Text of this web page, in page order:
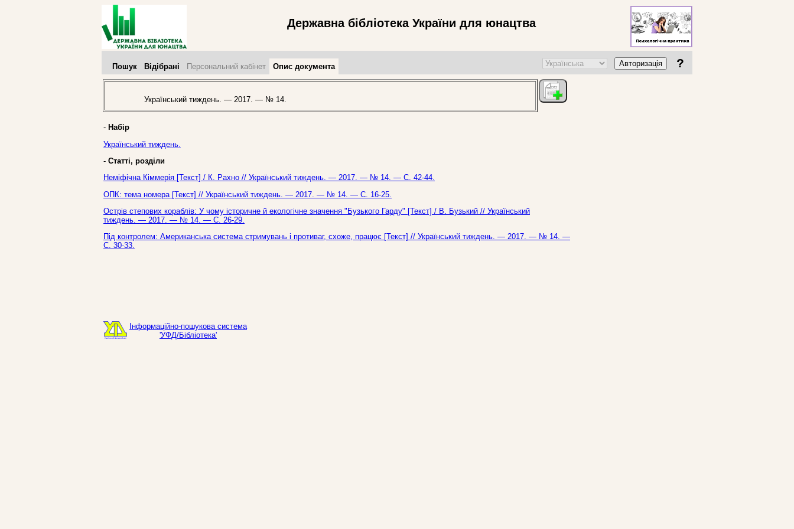
Державна бібліотека України для юнацтва
Пошук Відібрані Персональний кабінет Опис документа Авторизація ?
Український тиждень. — 2017. — № 14.
- Набір
Український тиждень.
- Статті, розділи
Неміфічна Кіммерія [Текст] / К. Рахно // Український тиждень. — 2017. — № 14. — С. 42-44.
ОПК: тема номера [Текст] // Український тиждень. — 2017. — № 14. — С. 16-25.
Острів степових кораблів: У чому історичне й екологічне значення "Бузького Гарду" [Текст] / В. Бузький // Український
тиждень. — 2017. — № 14. — С. 26-29.
Під контролем: Американська система стримувань і противаг, схоже, працює [Текст] // Український тиждень. — 2017. — № 14. —
С. 30-33.
Інформаційно-пошукова система
'УФД/Бібліотека'